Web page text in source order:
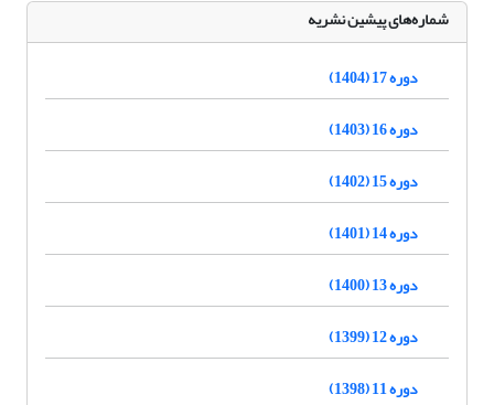
شماره‌های پیشین نشریه
دوره 17 (1404)
دوره 16 (1403)
دوره 15 (1402)
دوره 14 (1401)
دوره 13 (1400)
دوره 12 (1399)
دوره 11 (1398)